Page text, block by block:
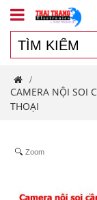
/
CAMERA NỘI SOI
THOẠI
Zoom